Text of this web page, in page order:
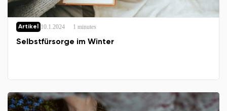
Artikel 10.1.2024 1 minutes
Selbstfürsorge im Winter